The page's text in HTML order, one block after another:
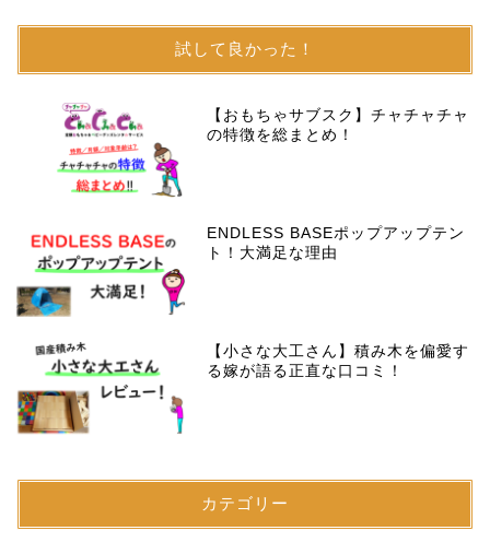
試して良かった！
【おもちゃサブスク】チャチャチャ
の特徴を総まとめ！
ENDLESS BASEポップアップテン
ト！大満足な理由
【小さな大工さん】積み木を偏愛す
る嫁が語る正直な口コミ！
カテゴリー